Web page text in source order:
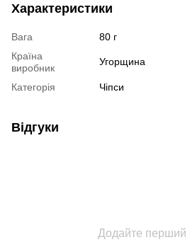
Характеристики
Вага
80 г
Країна
виробник
Угорщина
Категорія Чіпси
Відгуки
Додайте перший